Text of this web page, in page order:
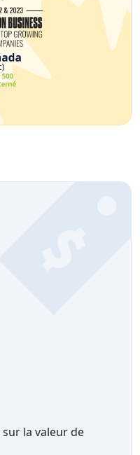
la valeur de